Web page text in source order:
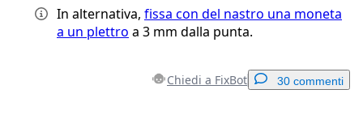
In alternativa, fissa con del nastro una moneta
a un plettro a 3 mm dalla punta.
Chiedi a FixBot 30 commenti